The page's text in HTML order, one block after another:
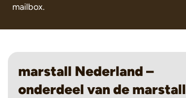
mailbox.
marstall Nederland –
onderdeel van de marstall